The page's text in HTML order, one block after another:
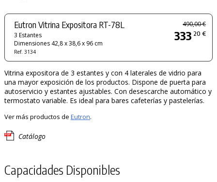
Eutron Vitrina Expositora RT-78L
3 Estantes
Dimensiones 42,8 x 38,6 x 96 cm
Ref. 3134
490,00 €
333 20 €
Vitrina expositora de 3 estantes y con 4 laterales de vidrio para
una mayor exposición de los productos. Dispone de puerta para
autoservicio y estantes ajustables. Con desescarche automático y
termostato variable. Es ideal para bares cafeterías y pastelerías.
Ver más productos de Eutron.
Catálogo
Capacidades Disponibles